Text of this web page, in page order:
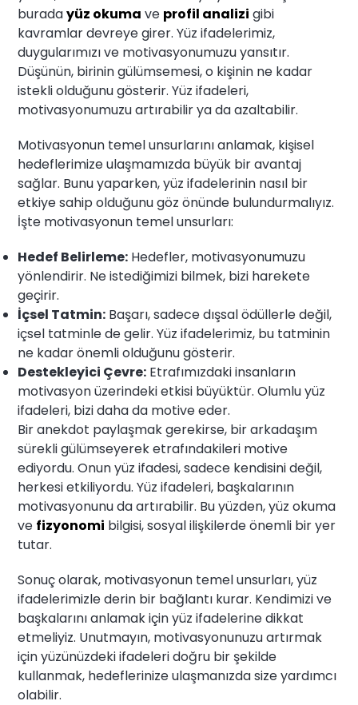
buradayüz okuma ve profil analizi gibi
kavramlar devreye girer. Yüz ifadelerimiz,
duygularımızı ve motivasyonumuzu yansıtır.
Düşünün, birinin gülümsemesi, o kişinin ne kadar
istekli olduğunu gösterir. Yüz ifadeleri,
motivasyonumuzu artırabilir ya da azaltabilir.
Motivasyonun temel unsurlarını anlamak, kişisel
hedeflerimize ulaşmamızda büyük bir avantaj
sağlar. Bunu yaparken, yüz ifadelerinin nasıl bir
etkiye sahip olduğunu göz önünde bulundurmalıyız.
İşte motivasyonun temel unsurları:
Hedef Belirleme: Hedefler, motivasyonumuzu
yönlendirir. Ne istediğimizi bilmek, bizi harekete
geçirir.
İçsel Tatmin: Başarı, sadece dışsal ödüllerle değil,
içsel tatminle de gelir. Yüz ifadelerimiz, bu tatminin
ne kadar önemli olduğunu gösterir.
Destekleyici Çevre: Etrafımızdaki insanların
motivasyon üzerindeki etkisi büyüktür. Olumlu yüz
ifadeleri, bizi daha da motive eder.
Bir anekdot paylaşmak gerekirse, bir arkadaşım
sürekli gülümseyerek etrafındakileri motive
ediyordu. Onun yüz ifadesi, sadece kendisini değil,
herkesi etkiliyordu. Yüz ifadeleri, başkalarının
motivasyonunu da artırabilir. Bu yüzden, yüz okuma
ve fizyonomi bilgisi, sosyal ilişkilerde önemli bir yer
tutar.
Sonuç olarak, motivasyonun temel unsurları, yüz
ifadelerimizle derin bir bağlantı kurar. Kendimizi ve
başkalarını anlamak için yüz ifadelerine dikkat
etmeliyiz. Unutmayın, motivasyonunuzu artırmak
için yüzünüzdeki ifadeleri doğru bir şekilde
kullanmak, hedeflerinize ulaşmanızda size yardımcı
olabilir.